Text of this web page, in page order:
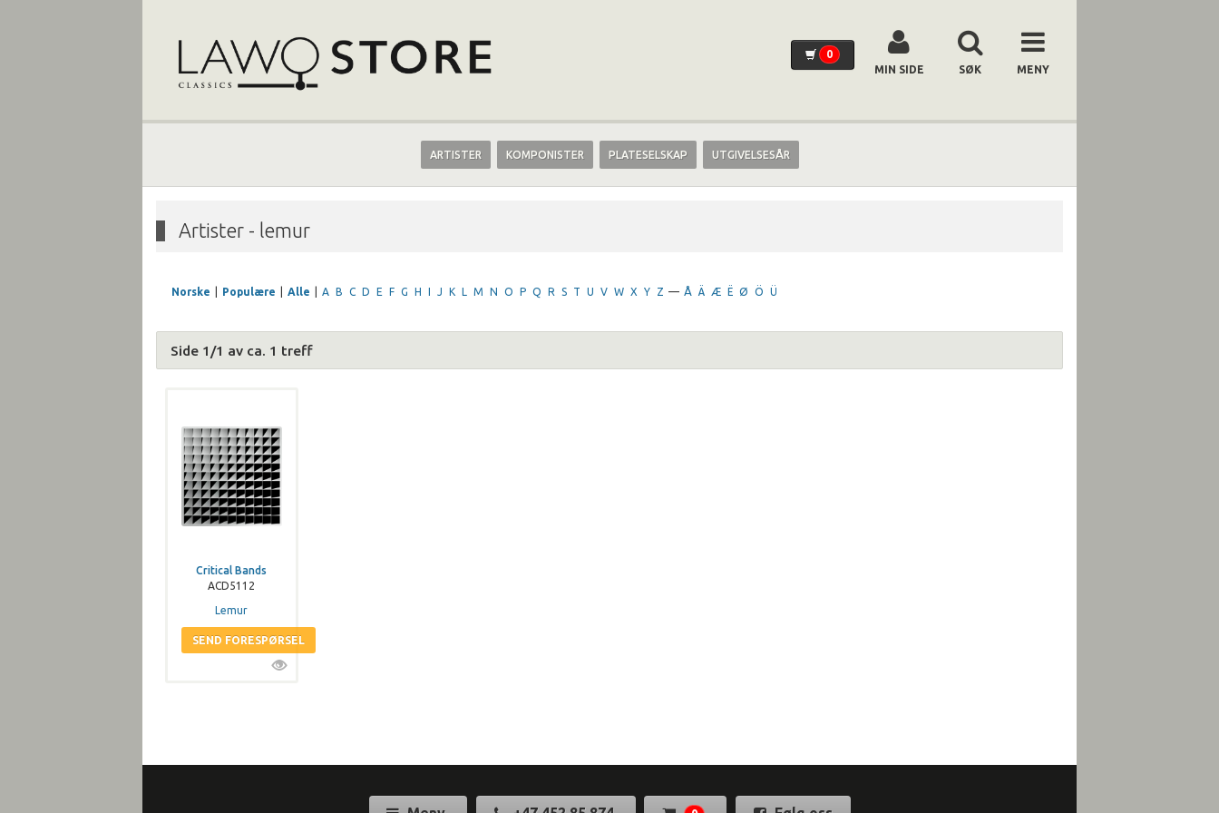
0
MIN SIDE
SØK MENY
ARTISTER KOMPONISTER PLATESELSKAP UTGIVELSESÅR
Artister - lemur
Norske Populære Alle A B C D E F G H I J K L M N O P Q R S T U V W X Y Z — Å Ä Æ Ë Ø Ö Ü
Side 1/1 av ca. 1 treff
Critical Bands
ACD5112
Lemur